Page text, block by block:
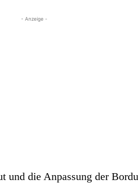
- Anzeige -
die Anpassung der